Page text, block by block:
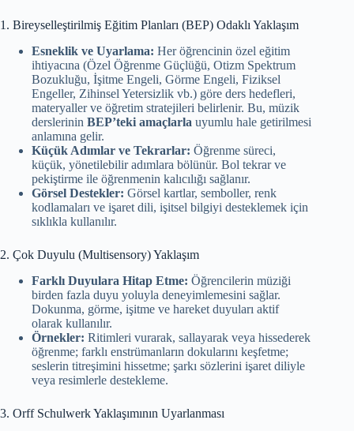
1. Bireyselleştirilmiş Eğitim Planları (BEP) Odaklı Yaklaşım
Esneklik ve Uyarlama: Her öğrencinin özel eğitim
ihtiyacına (Özel Öğrenme Güçlüğü, Otizm Spektrum
Bozukluğu, İşitme Engeli, Görme Engeli, Fiziksel
Engeller, Zihinsel Yetersizlik vb.) göre ders hedefleri,
materyaller ve öğretim stratejileri belirlenir. Bu, müzik
derslerinin BEP’teki amaçlarla uyumlu hale getirilmesi
anlamına gelir.
Küçük Adımlar ve Tekrarlar: Öğrenme süreci,
küçük, yönetilebilir adımlara bölünür. Bol tekrar ve
pekiştirme ile öğrenmenin kalıcılığı sağlanır.
Görsel Destekler: Görsel kartlar, semboller, renk
kodlamaları ve işaret dili, işitsel bilgiyi desteklemek için
sıklıkla kullanılır.
2. Çok Duyulu (Multisensory) Yaklaşım
Farklı Duyulara Hitap Etme: Öğrencilerin müziği
birden fazla duyu yoluyla deneyimlemesini sağlar.
Dokunma, görme, işitme ve hareket duyuları aktif
olarak kullanılır.
Örnekler: Ritimleri vurarak, sallayarak veya hissederek
öğrenme; farklı enstrümanların dokularını keşfetme;
seslerin titreşimini hissetme; şarkı sözlerini işaret diliyle
veya resimlerle destekleme.
3. Orff Schulwerk Yaklaşımının Uyarlanması